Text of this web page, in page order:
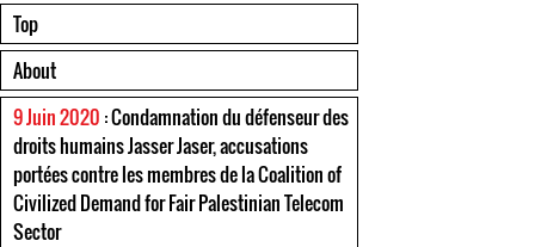
Top
About
9 Juin 2020 : Condamnation du défenseur des
droits humains Jasser Jaser, accusations
portées contre les membres de la Coalition of
Civilized Demand for Fair Palestinian Telecom
Sector